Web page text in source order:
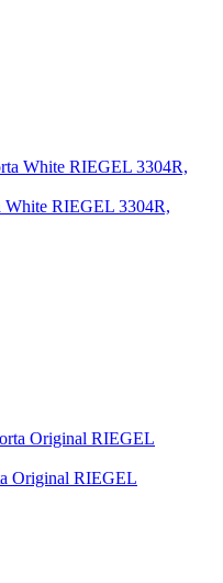
White RIEGEL 3304R,
Original RIEGEL